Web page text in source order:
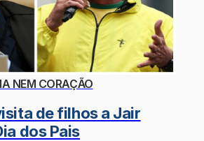
NEM CORAÇÃO
de filhos a Jair
dos Pais